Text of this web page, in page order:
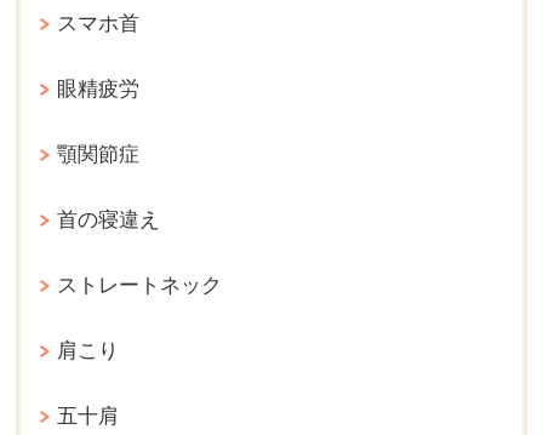
スマホ首
眼精疲労
顎関節症
首の寝違え
ストレートネック
肩こり
五十肩